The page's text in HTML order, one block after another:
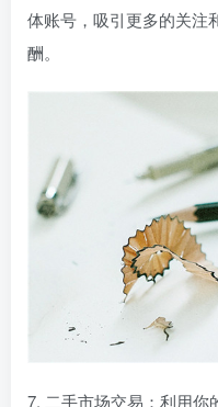
体账号，吸引更多的关注
酬。
7. 二手市场交易：利用你